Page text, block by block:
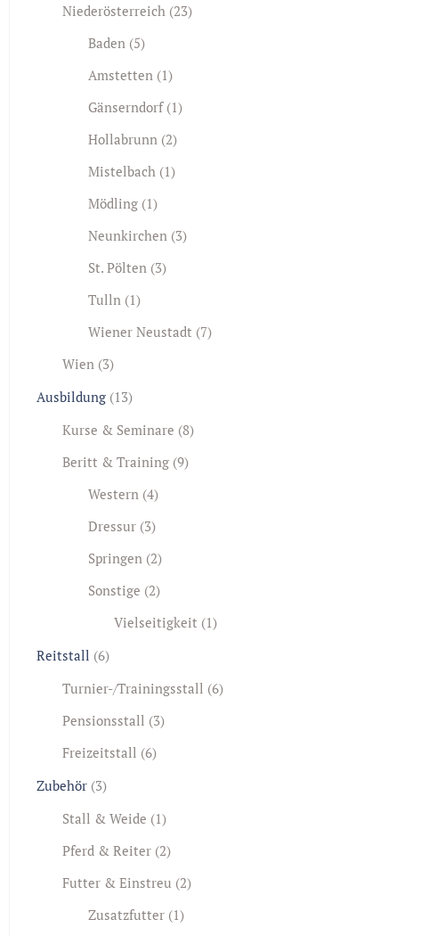
Niederösterreich (23)
Baden (5)
Amstetten (1)
Gänserndorf(1)
Hollabrunn (2)
Mistelbach (1)
Mödling (1)
Neunkirchen (3)
St. Pölten (3)
Tulln (1)
Wiener Neustadt (7)
Wien (3)
Ausbildung (13)
Kurse & Seminare (8)
Beritt & Training (9)
Western (4)
Dressur (3)
Springen (2)
Sonstige (2)
Vielseitigkeit (1)
Reitstall (6)
Turnier-/Trainingsstall (6)
Pensionsstall (3)
Freizeitstall (6)
Zubehör (3)
Stall & Weide (1)
Pferd & Reiter (2)
Futter & Einstreu (2)
Zusatzfutter (1)